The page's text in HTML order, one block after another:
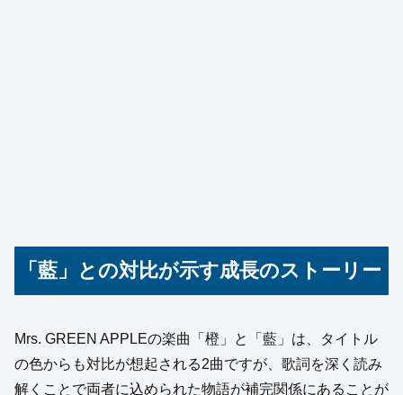
「藍」との対比が示す成長のストーリー
Mrs. GREEN APPLEの楽曲「橙」と「藍」は、タイトル
の色からも対比が想起される2曲ですが、歌詞を深く読み
解くことで両者に込められた物語が補完関係にあることが